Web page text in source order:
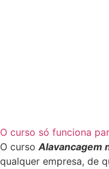
O curso só funciona
O cursoAlavancagem
qualquer empresa, de